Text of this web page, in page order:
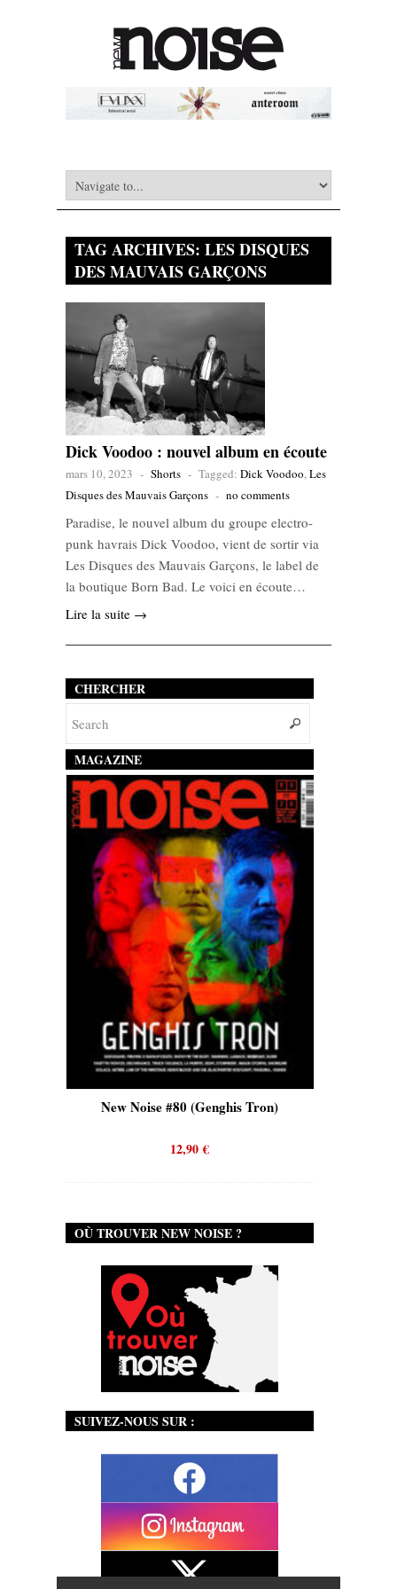
TAG ARCHIVES: LES DISQUES
DES MAUVAIS GARÇONS
Dick Voodoo : nouvel album en écoute
mars 10, 2023 - Shorts - Tagged: Dick Voodoo,Les
Disques des Mauvais Garçons - no comments
Paradise, le nouvel album du groupe electro-
punk havrais Dick Voodoo, vient de sortir via
Les Disques des Mauvais Garçons, le label de
la boutique Born Bad. Le voici en écoute…
Lire la suite →
CHERCHER
MAGAZINE
New Noise #80 (Genghis Tron)
12,90€
OÙ TROUVER NEW NOISE ?
SUIVEZ-NOUS SUR :